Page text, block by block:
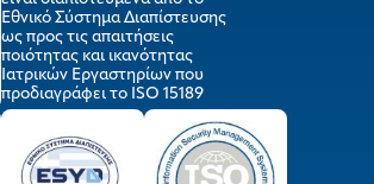
Εθνικό Σύστημα Διαπίστευσης
ως προς τις απαιτήσεις
ποιότητας και ικανότητας
Ιατρικών Εργαστηρίων που
προδιαγράφει το ISO 15189